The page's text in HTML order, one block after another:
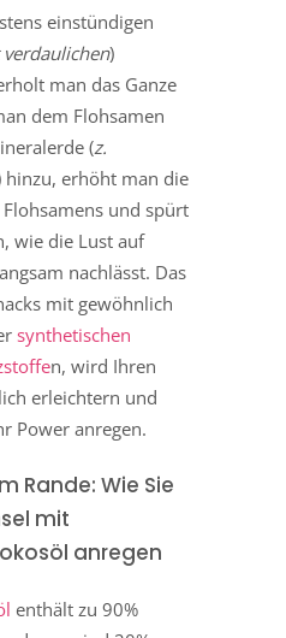
einstündigen
)
man das Ganze
dem Flohsamen
(z.
hinzu, erhöht man die
und spürt
wie die Lust auf
nachlässt. Das
mit gewöhnlich
synthetischen
n, wird Ihren
erleichtern und
Power anregen.
Rande: Wie Sie
mit
anregen
enthält zu 90%